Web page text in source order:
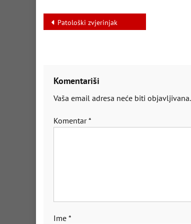
Navigacija
Patološki zvjerinjak
Komentariši
Vaša email adresa neće biti objavljivana.
Komentar*
Ime *